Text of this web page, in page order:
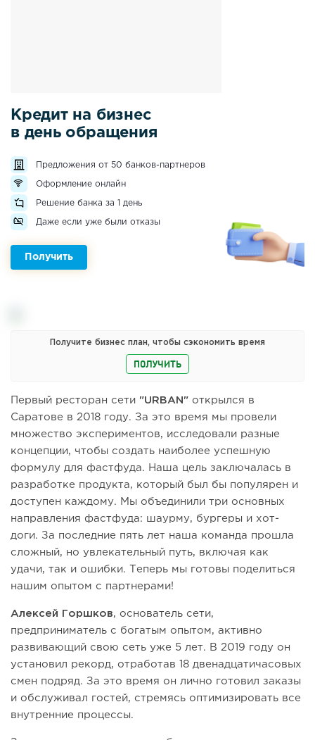
Кредит на бизнес
в день обращения
Предложения от 50 банков-партнеров
Оформление онлайн
Решение банка за 1 день
Даже если уже были отказы
Получить
Получите бизнес план, чтобы сэкономить время
ПОЛУЧИТЬ
Первый ресторан сети "URBAN" открылся в
Саратове в 2018 году. За это время мы провели
множество экспериментов, исследовали разные
концепции, чтобы создать наиболее успешную
формулу для фастфуда. Наша цель заключалась в
разработке продукта, который был бы популярен и
доступен каждому. Мы объединили три основных
направления фастфуда: шаурму, бургеры и хот-
доги. За последние пять лет наша команда прошла
сложный, но увлекательный путь, включая как
удачи, так и ошибки. Теперь мы готовы поделиться
нашим опытом с партнерами!
Алексей Горшков, основатель сети,
предприниматель с богатым опытом, активно
развивающий свою сеть уже 5 лет. В 2019 году он
установил рекорд, отработав 18 двенадцатичасовых
смен подряд. За это время он лично готовил заказы
и обслуживал гостей, стремясь оптимизировать все
внутренние процессы.